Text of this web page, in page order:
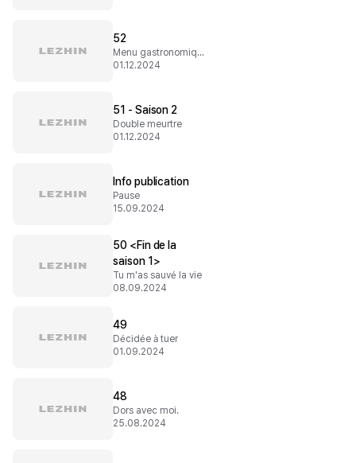
52
Menu gastronomique
01.12.2024
51 - Saison 2
Double meurtre
01.12.2024
Info publication
Pause
15.09.2024
50 <Fin de la
saison 1>
Tu m'as sauvé la vie
08.09.2024
49
Décidée à tuer
01.09.2024
48
Dors avec moi.
25.08.2024